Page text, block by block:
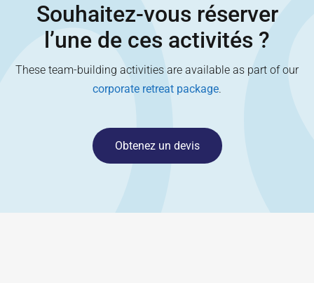
Souhaitez-vous réserver
l’une de ces activités ?
These team-building activities are available as part of our
corporate retreat package.
Obtenez un devis